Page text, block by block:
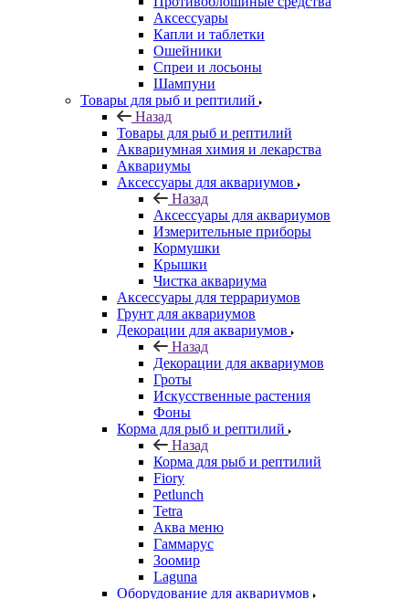
Аксессуары
Капли и таблетки
Ошейники
Спреи и лосьоны
Шампуни
Товары для рыб и рептилий
Назад
Товары для рыб и рептилий
Аквариумная химия и лекарства
Аквариумы
Аксессуары для аквариумов
Назад
Аксессуары для аквариумов
Измерительные приборы
Кормушки
Крышки
Чистка аквариума
Аксессуары для террариумов
Грунт для аквариумов
Декорации для аквариумов
Назад
Декорации для аквариумов
Гроты
Искусственные растения
Фоны
Корма для рыб и рептилий
Назад
Корма для рыб и рептилий
Fiory
Petlunch
Tetra
Аква меню
Гаммарус
Зоомир
Laguna
Оборудование для аквариумов